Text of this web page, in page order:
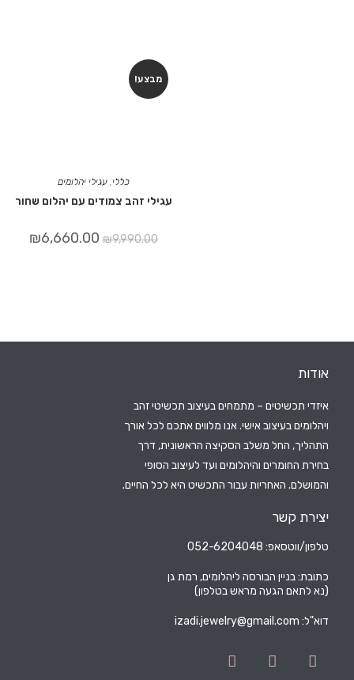
מבצע!
כללי,עגילי יהלומים
עגילי זהב צמודים עם יהלום שחור
₪9,990.00
₪6,660.00
אודות
איזדי תכשיטים – מתמחים בעיצוב תכשיטי זהב
ויהלומים בעיצוב אישי. אנו מלווים אתכם לכל אורך
התהליך, החל משלב הסקיצה הראשונית, דרך
בחירת החומרים והיהלומים ועד לעיצוב הסופי
והמושלם. האחריות עבור התכשיט היא לכל החיים.
יצירת קשר
טלפון/ווטסאפ: 052-6204048
כתובת: בניין הבורסה ליהלומים, רמת גן
(נא לתאם הגעה מראש בטלפון)
דוא"ל: izadi.jewelry@gmail.com